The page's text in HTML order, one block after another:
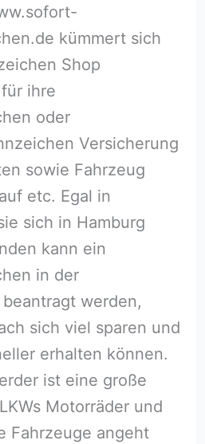
kümmert sich
Shop
ihre
oder
Versicherung
sowie Fahrzeug
etc. Egal in
sich in Hamburg
kann ein
in der
werden,
sich viel sparen und
erhalten können.
ist eine große
Motorräder und
Fahrzeuge angeht